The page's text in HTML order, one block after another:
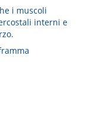
i muscoli
interni e